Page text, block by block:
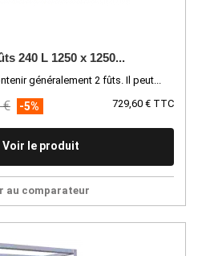
240 L 1250 x 1250...
généralement 2 fûts. Il peut...
729,60 € TTC
€ -5%
Voir le produit
au comparateur